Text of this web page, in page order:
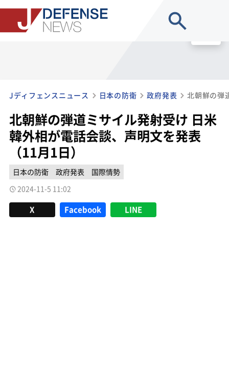
Jディフェンスニュース 日本の防衛 政府発表
北朝鮮の弾道ミサイル発射受け 日米
韓外相が電話会談、声明文を発表
（11月1日）
日本の防衛 政府発表
国際情勢
2024-11-5 11:02
X Facebook LINE